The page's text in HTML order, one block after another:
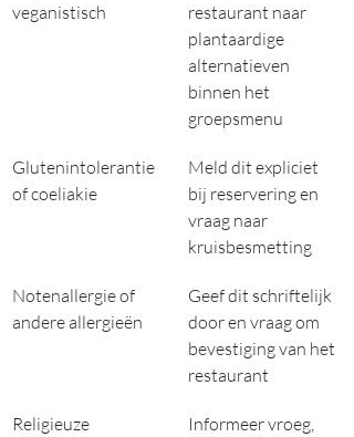
veganistisch
restaurant naar
plantaardige
alternatieven
binnen het
groepsmenu
Glutenintolerantie
of coeliakie
Meld dit expliciet
bij reservering en
vraag naar
kruisbesmetting
Notenallergie of
andere allergieën
Geef dit schriftelijk
door en vraag om
bevestiging van het
restaurant
Religieuze Informeer vroeg,